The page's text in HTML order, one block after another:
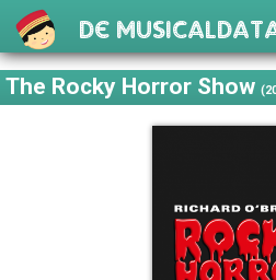
De
The Rocky Horror Show